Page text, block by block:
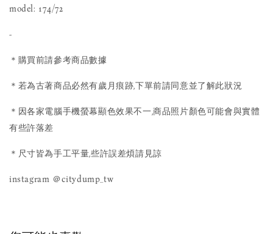
model: 174/72
-
＊購買前請參考商品數據
＊若為古著商品必然有歲月痕跡,下單前請同意並了解此狀況
＊因各家電腦手機螢幕顯色效果不一,商品照片顏色可能會與實體
有些許落差
＊尺寸皆為手工平量,些許誤差煩請見諒
instagram ＠citydump_tw